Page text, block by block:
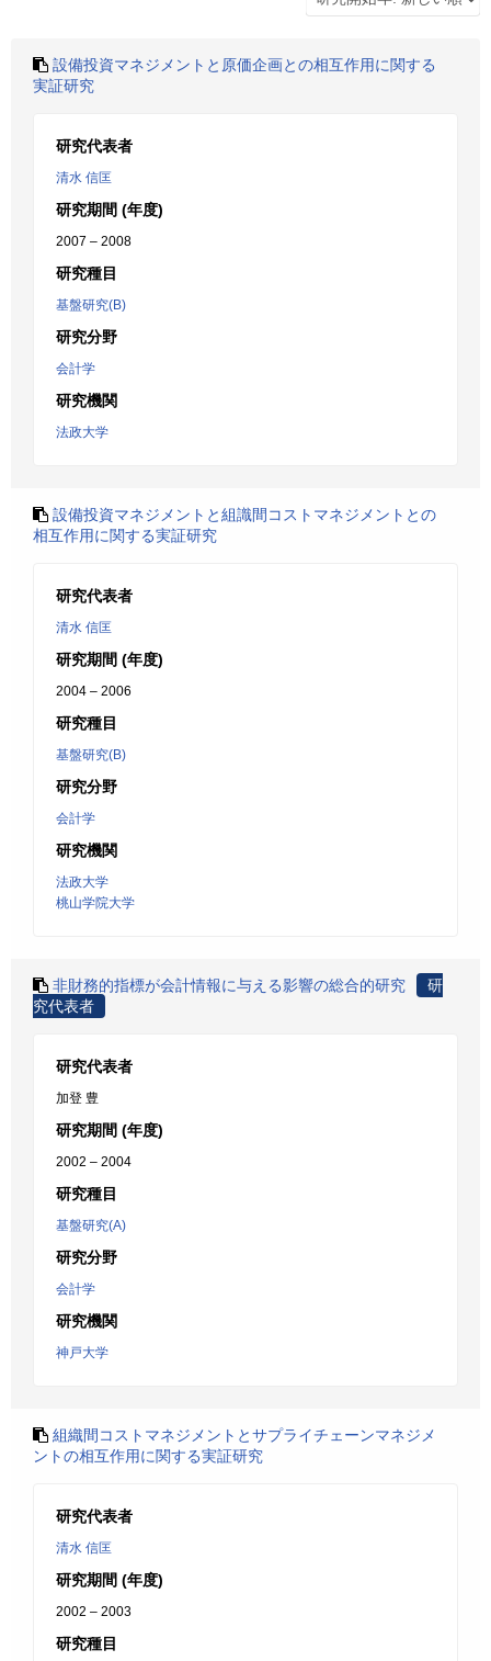
設備投資マネジメントと原価企画との相互作用に関する
実証研究
研究代表者
清水 信匡
研究期間 (年度)
2007 – 2008
研究種目
基盤研究(B)
研究分野
会計学
研究機関
法政大学
設備投資マネジメントと組識間コストマネジメントとの
相互作用に関する実証研究
研究代表者
清水 信匡
研究期間 (年度)
2004 – 2006
研究種目
基盤研究(B)
研究分野
会計学
研究機関
法政大学
桃山学院大学
非財務的指標が会計情報に与える影響の総合的研究
研
究代表者
研究代表者
加登 豊
研究期間 (年度)
2002 – 2004
研究種目
基盤研究(A)
研究分野
会計学
研究機関
神戸大学
組織間コストマネジメントとサプライチェーンマネジメ
ントの相互作用に関する実証研究
研究代表者
清水 信匡
研究期間 (年度)
2002 – 2003
研究種目